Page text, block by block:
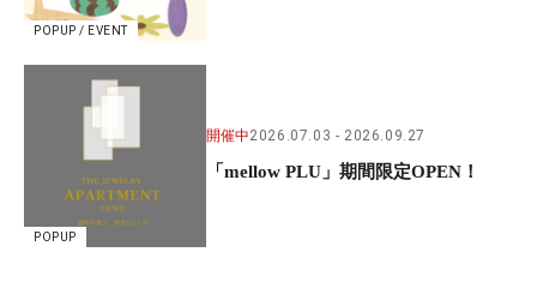
POPUP / EVENT
POPUP
開催中2026.07.03 2026.09.27
「mellow PLU」期間限定OPEN！